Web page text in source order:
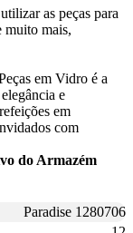
as peças para
muito mais,
em Vidro é a
e
em
com
do Armazém
Paradise 1280706